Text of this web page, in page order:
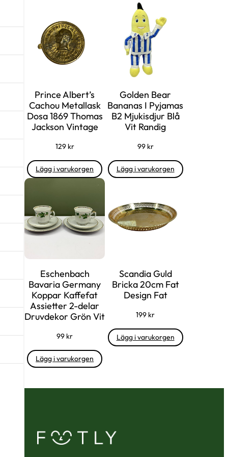
s
e
t
v
r
:
9
9
k
.
r
k
r
Prince Albert’s
Cachou Metallask
Dosa 1869 Thomas
Jackson Vintage
129 kr
Lägg i varukorgen
Golden Bear
Bananas I Pyjamas
B2 Mjukisdjur Blå
Vit Randig
99 kr
Lägg i varukorgen
Eschenbach
Bavaria Germany
Koppar Kaffefat
Assietter 2-delar
Druvdekor Grön Vit
99 kr
Lägg i varukorgen
Scandia Guld
Bricka 20cm Fat
Design Fat
199 kr
Lägg i varukorgen